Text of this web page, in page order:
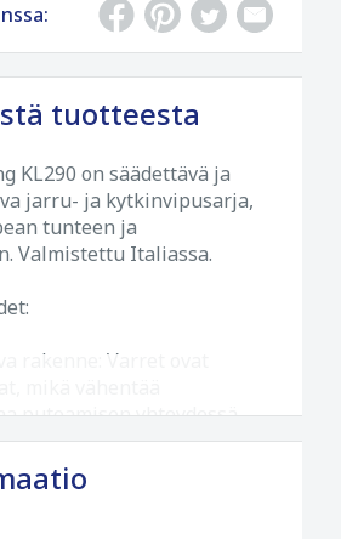
tuotteesta
KL290 on säädettävä ja
jarru- ja kytkinvipusarja,
tunteen ja
Valmistettu Italiassa.
rakenne: Varret ovat
mikä vähentää
putoamisen yhteydessä.
tuuletusaukko: Vähentää
estää vivun aktivoitumisen
Tarjoaa mukavan